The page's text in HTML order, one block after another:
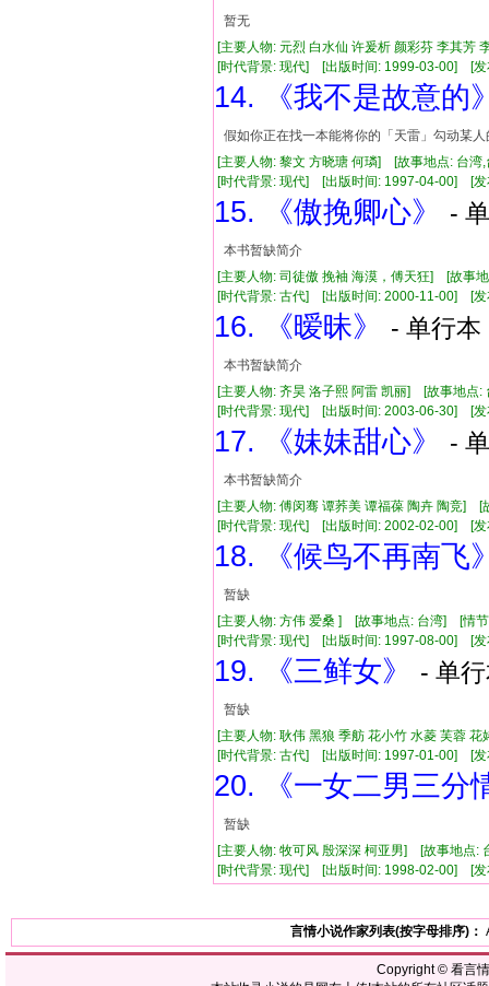
暂无
[主要人物: 元烈 白水仙 许爰析 颜彩芬 李其
[时代背景: 现代] [出版时间: 1999-03-00] [
14. 《我不是故意的
假如你正在找一本能将你的「天雷」勾动某
[主要人物: 黎文 方晓瑭 何璘] [故事地点: 台
[时代背景: 现代] [出版时间: 1997-04-00] [
15. 《傲挽卿心》 -
本书暂缺简介
[主要人物: 司徒傲 挽袖 海漠，傅天狂] [故事
[时代背景: 古代] [出版时间: 2000-11-00] [
16. 《暧昧》 - 单行
本书暂缺简介
[主要人物: 齐昊 洛子熙 阿雷 凯丽] [故事地点
[时代背景: 现代] [出版时间: 2003-06-30] [
17. 《妹妹甜心》 -
本书暂缺简介
[主要人物: 傅闵骞 谭荞美 谭福葆 陶卉 陶竞]
[时代背景: 现代] [出版时间: 2002-02-00] [
18. 《候鸟不再南飞
暂缺
[主要人物: 方伟 爱桑 ] [故事地点: 台湾] [情
[时代背景: 现代] [出版时间: 1997-08-00] [
19. 《三鲜女》 - 单
暂缺
[主要人物: 耿伟 黑狼 季舫 花小竹 水菱 芙蓉
[时代背景: 古代] [出版时间: 1997-01-00] [
20. 《一女二男三分
暂缺
[主要人物: 牧可风 殷深深 柯亚男] [故事地点
[时代背景: 现代] [出版时间: 1998-02-00] [
言情小说作家列表(按字母排序)：
Copyright © 看言